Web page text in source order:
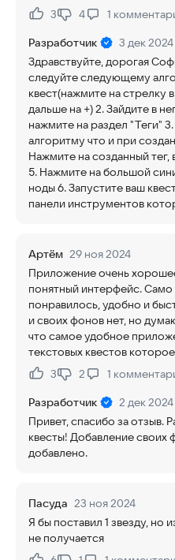
Нравится:
3Не нравится:
4 1
Разработчик
3 дек 2024
Здравствуйте, дорогая
следуйте следующему
квест(нажмите на стрелку
дальше на +) 2. Зайдите в
нажмите на раздел "Теги"
алгоритму что и при
Нажмите на созданный
5. Нажмите на большой
ноды 6. Запустите ваш
панели инструментов
Артём 29 ноя 2024
Приложение очень
понятный интерфейс. Само
понравилось, удобно и
и своих фонов нет, но
что самое удобное
текстовых квестов
Нравится:
3Не нравится:
2 1
Разработчик
2 дек 2024
Привет, спасибо за отзыв.
квесты! Добавление своих
добавлено.
Пасуда 23 ноя 2024
Я бы поставил 1 звезду, но
не получается